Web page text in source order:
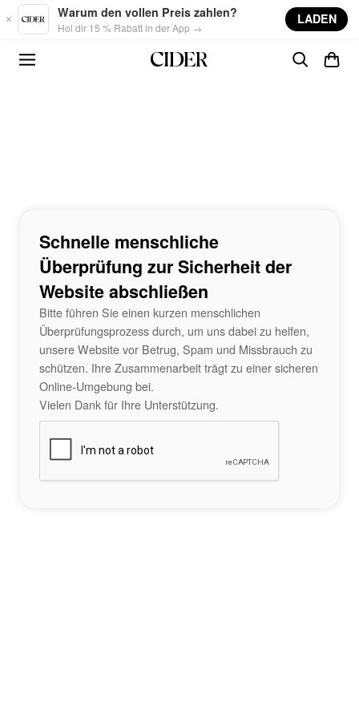
Skip to main content
Warum den vollen Preis zahlen?
Hol dir 15 % Rabatt in der App →
LADEN
Schnelle menschliche
Überprüfung zur Sicherheit der
Website abschließen
Bitte führen Sie einen kurzen menschlichen
Überprüfungsprozess durch, um uns dabei zu helfen,
unsere Website vor Betrug, Spam und Missbrauch zu
schützen. Ihre Zusammenarbeit trägt zu einer sicheren
Online-Umgebung bei.
Vielen Dank für Ihre Unterstützung.